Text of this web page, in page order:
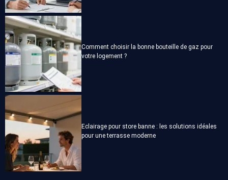
Comment choisir la bonne bouteille de gaz pour
votre logement ?
Eclairage pour store banne : les solutions idéales
pour une terrasse moderne